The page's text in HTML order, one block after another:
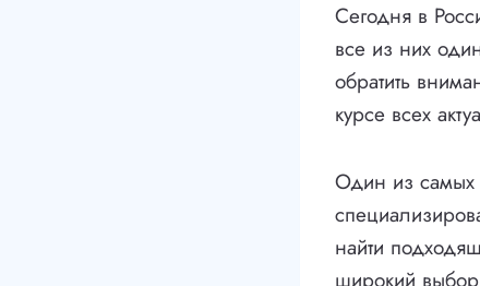
Сегодня в
все из них
обратить
курсе всех
Один из самых
найти